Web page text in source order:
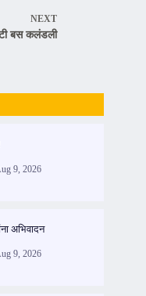
NEXT
बस कलंडली
9, 2026
अभिवादन
9, 2026